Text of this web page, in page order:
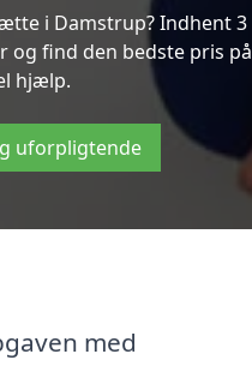
i Damstrup? Indhent 3
find den bedste pris på
hjælp.
uforpligtende
med